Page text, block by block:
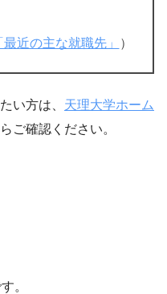
近の主な就職先」 ）
い方は、 天理大学ホーム
ご確認ください。
。